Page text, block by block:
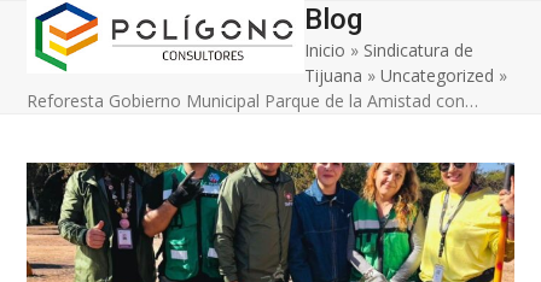
Skip
content
Open
mobile
menu
Close
mobile
menu
Blog
Inicio » Sindicatura de
Tijuana »Uncategorized »
Reforesta Gobierno Municipal Parque de la Amistad con…